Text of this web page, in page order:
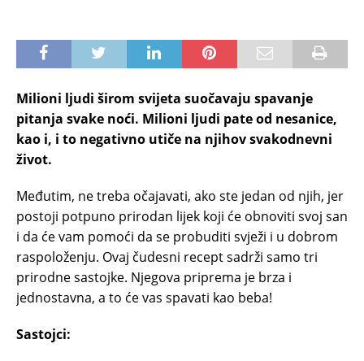
Milioni ljudi širom svijeta suočavaju spavanje
pitanja svake noći. Milioni ljudi pate od nesanice,
kao i, i to negativno utiče na njihov svakodnevni
život.
Međutim, ne treba očajavati, ako ste jedan od njih, jer
postoji potpuno prirodan lijek koji će obnoviti svoj san
i da će vam pomoći da se probuditi svježi i u dobrom
raspoloženju. Ovaj čudesni recept sadrži samo tri
prirodne sastojke. Njegova priprema je brza i
jednostavna, a to će vas spavati kao beba!
Sastojci: